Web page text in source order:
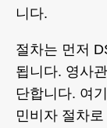
니다.
절차는 먼저
됩니다. 영사
단합니다. 여
민비자 절차